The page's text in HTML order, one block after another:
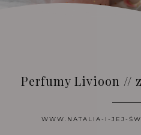
Perfumy Livioon //
WWW.NATALIA-I-JEJ-